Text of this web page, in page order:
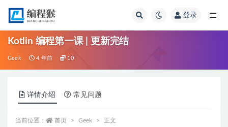
登录
Kotlin 编程第一课 | 更新完结
Geek 4 年前 10
详情介绍 常见问题
当前位置： 首页 Geek 正文